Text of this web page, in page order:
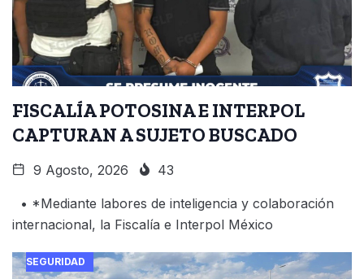
FISCALÍA POTOSINA E INTERPOL
CAPTURAN A SUJETO BUSCADO
9 Agosto, 2026 43
• *Mediante labores de inteligencia y colaboración
internacional, la Fiscalía e Interpol México
SEGURIDAD